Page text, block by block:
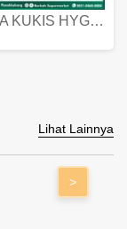
KOKOLA KUKIS HYGIENIC MILK VANILLA PACK 320 GR
Lihat Lainnya
>